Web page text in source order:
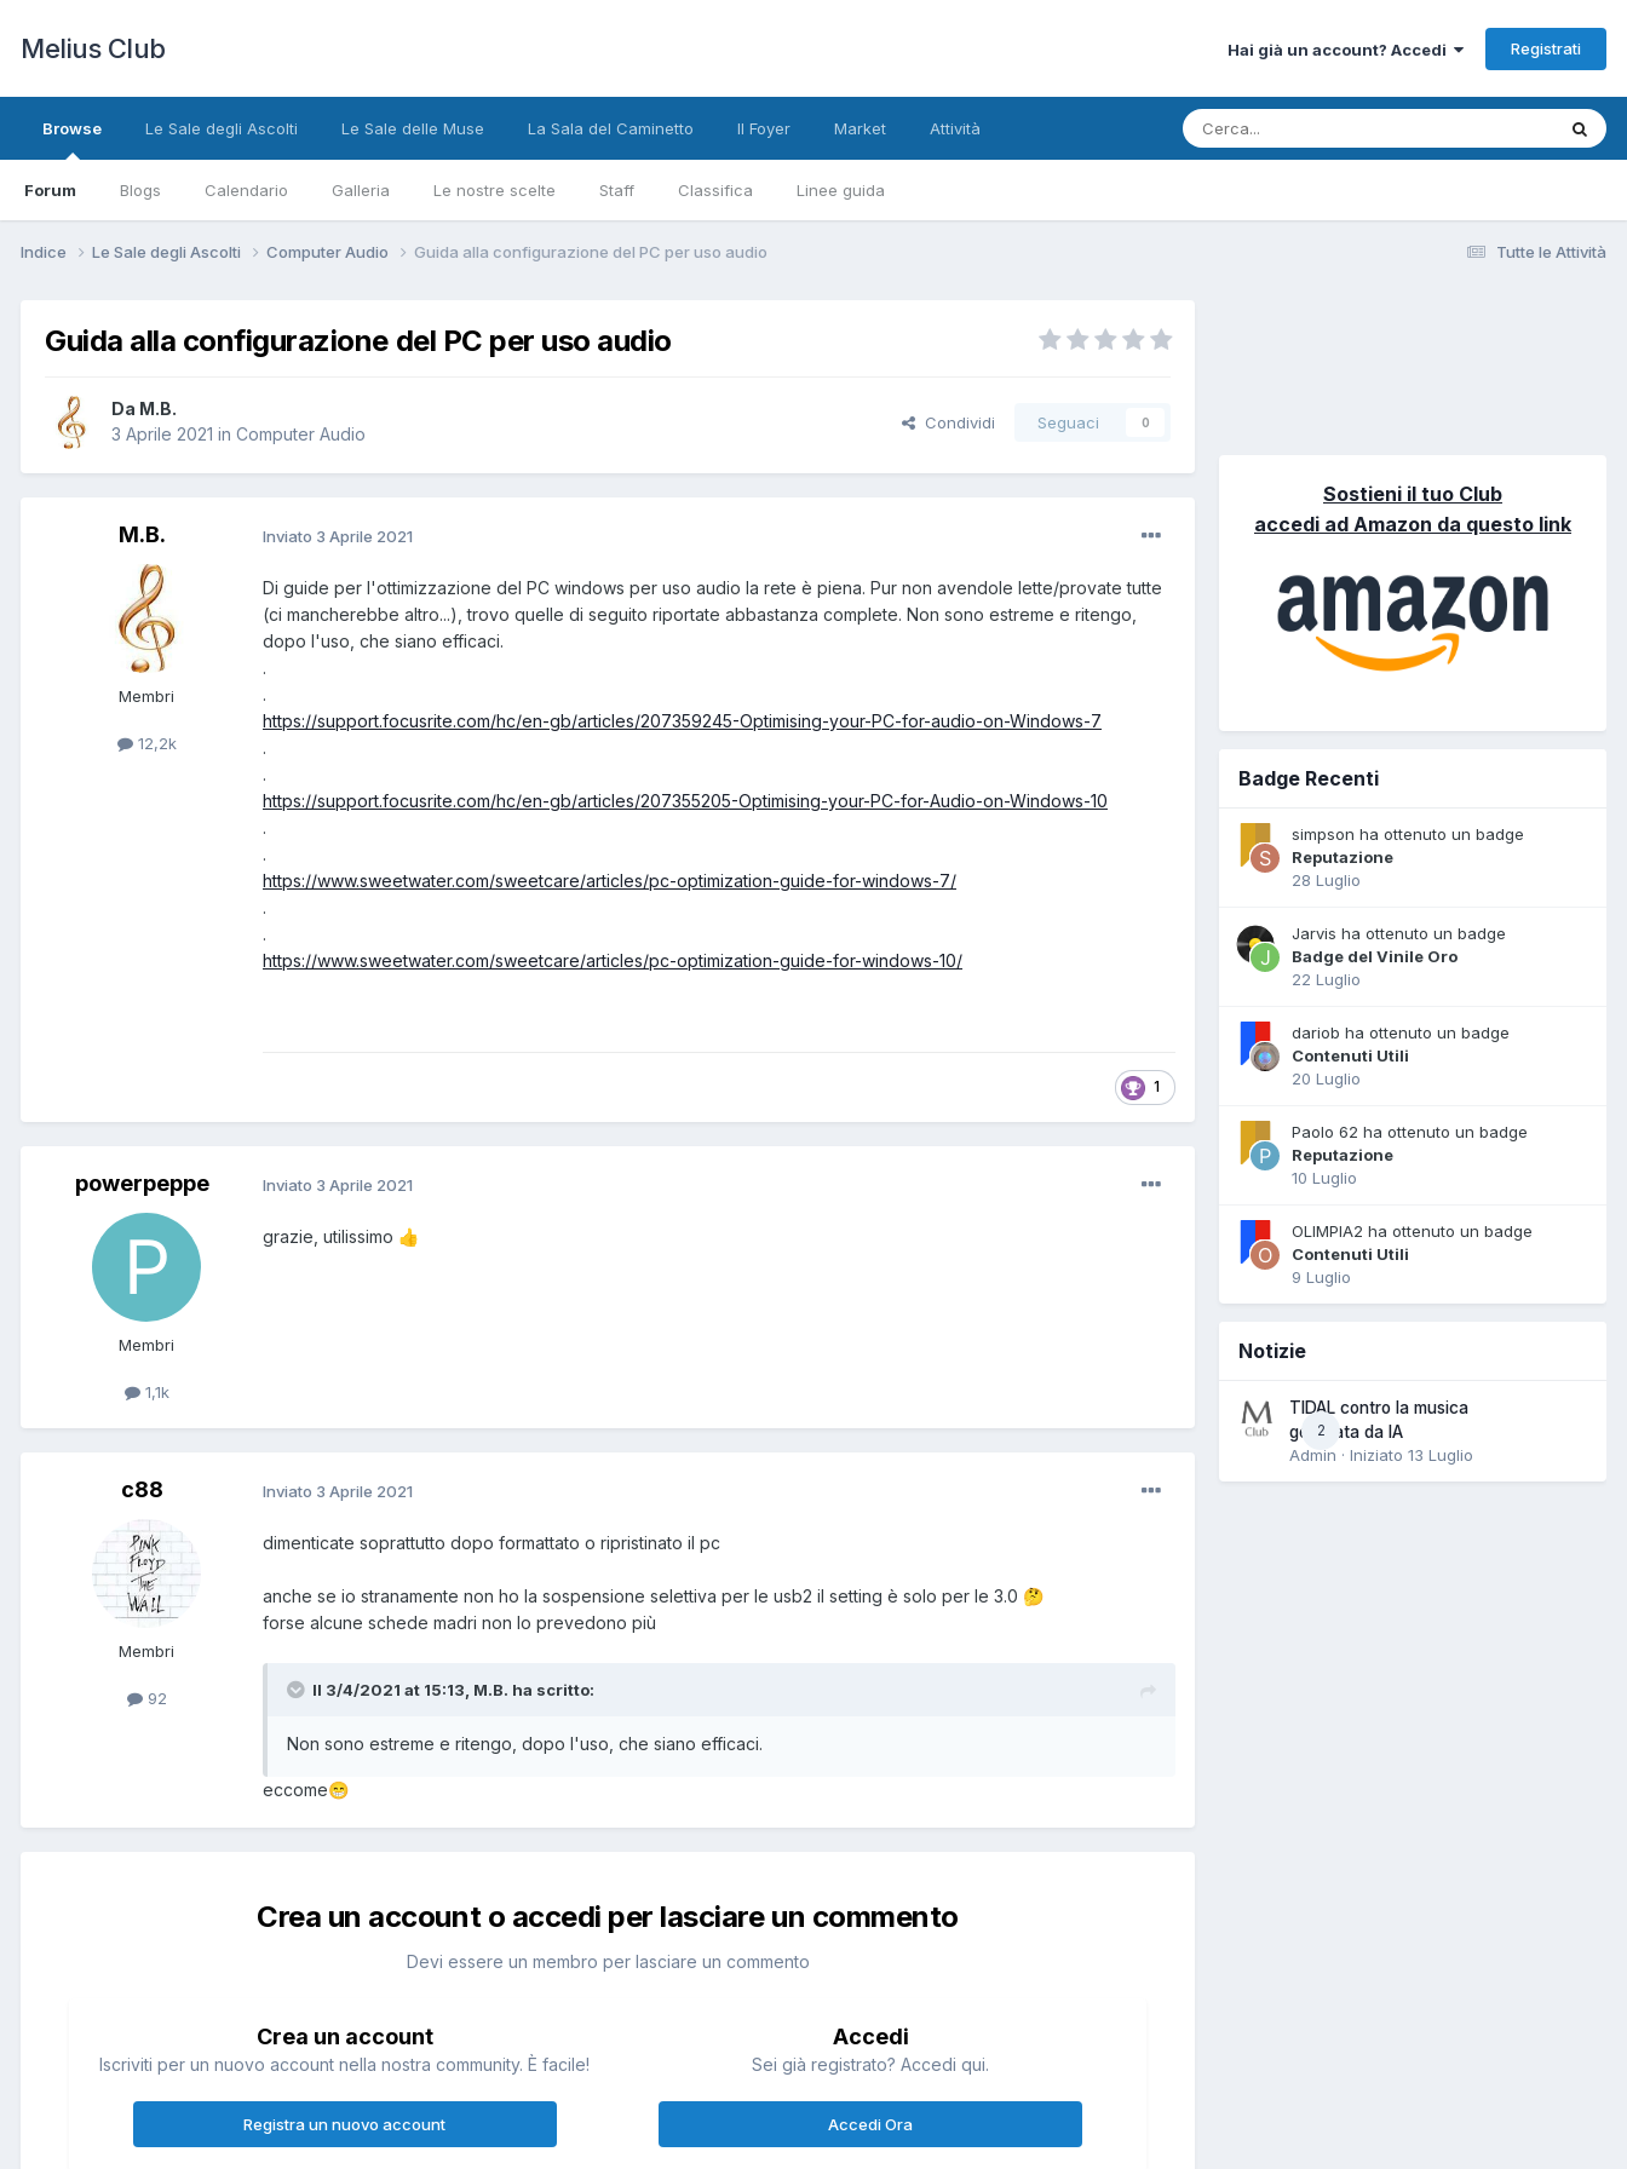
Melius Club Hai già un account? Accedi Registrati
Browse
Forum Blogs Calendario Galleria Le nostre scelte Staff Classifica Linee guida
Le Sale degli Ascolti Le Sale delle Muse La Sala del Caminetto Il Foyer Market Attività
Tutte le Attività
Indice Le Sale degli Ascolti Computer Audio Guida alla configurazione del PC per uso audio
Guida alla configurazione del PC per uso audio
Da M.B.
3 Aprile 2021 in Computer Audio
Condividi Seguaci 0
M.B.
Membri
12,2k
Inviato 3 Aprile 2021
Di guide per l'ottimizzazione del PC windows per uso audio la rete è piena. Pur non avendole lette/provate tutte
(ci mancherebbe altro...), trovo quelle di seguito riportate abbastanza complete. Non sono estreme e ritengo,
dopo l'uso, che siano efficaci.
.
.
https://support.focusrite.com/hc/en-gb/articles/207359245-Optimising-your-PC-for-audio-on-Windows-7
.
.
https://support.focusrite.com/hc/en-gb/articles/207355205-Optimising-your-PC-for-Audio-on-Windows-10
.
.
https://www.sweetwater.com/sweetcare/articles/pc-optimization-guide-for-windows-7/
.
.
https://www.sweetwater.com/sweetcare/articles/pc-optimization-guide-for-windows-10/
1
powerpeppe
Membri
1,1k
Inviato 3 Aprile 2021
grazie, utilissimo 👍
c88
Membri
92
Inviato 3 Aprile 2021
dimenticate soprattutto dopo formattato o ripristinato il pc
anche se io stranamente non ho la sospensione selettiva per le usb2 il setting è solo per le 3.0 🤔
forse alcune schede madri non lo prevedono più
Il 3/4/2021 at 15:13, M.B. ha scritto:
Non sono estreme e ritengo, dopo l'uso, che siano efficaci.
eccome😁
Crea un account o accedi per lasciare un commento
Devi essere un membro per lasciare un commento
Crea un account
Iscriviti per un nuovo account nella nostra community. È facile!
Registra un nuovo account
Accedi
Sei già registrato? Accedi qui.
Accedi Ora
Sostieni il tuo Club
accedi ad Amazon da questo link
Badge Recenti
simpson ha ottenuto un badge
Reputazione
28 Luglio
Jarvis ha ottenuto un badge
Badge del Vinile Oro
22 Luglio
dariob ha ottenuto un badge
Contenuti Utili
20 Luglio
Paolo 62 ha ottenuto un badge
Reputazione
10 Luglio
OLIMPIA2 ha ottenuto un badge
Contenuti Utili
9 Luglio
Notizie
2
TIDAL contro la musica
generata da IA
Admin · Iniziato 13 Luglio